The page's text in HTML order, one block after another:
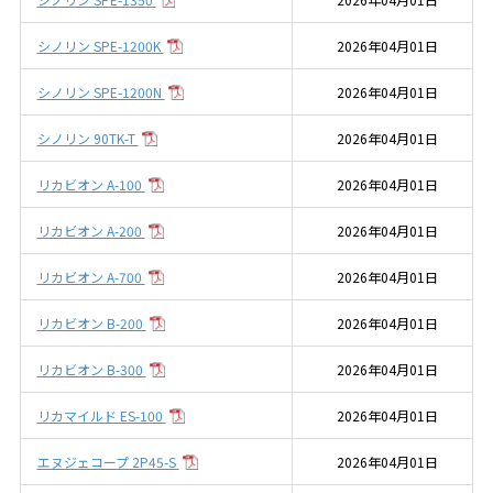
シノリン SPE-1200K 2026年04月01日
シノリン SPE-1200N 2026年04月01日
シノリン 90TK-T 2026年04月01日
リカビオン A-100 2026年04月01日
リカビオン A-200 2026年04月01日
リカビオン A-700 2026年04月01日
リカビオン B-200 2026年04月01日
リカビオン B-300 2026年04月01日
リカマイルド ES-100 2026年04月01日
エヌジェコープ 2P45-S 2026年04月01日